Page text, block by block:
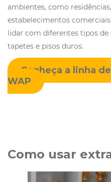
ambientes, como
estabelecimentos
lidar com diferentes tipos
tapetes e pisos duros.
Conheça a linha
WAP
Como usar